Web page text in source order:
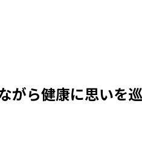
がら健康に思いを